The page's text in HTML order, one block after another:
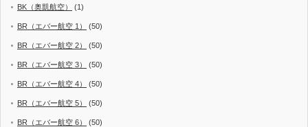
BK（奥凱航空） (1)
BR（エバー航空 1） (50)
BR（エバー航空 2） (50)
BR（エバー航空 3） (50)
BR（エバー航空 4） (50)
BR（エバー航空 5） (50)
BR（エバー航空 6） (50)